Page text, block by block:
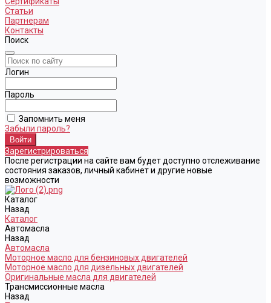
Статьи
Партнерам
Контакты
Поиск
Логин
Пароль
Запомнить меня
Забыли пароль?
Зарегистрироваться
После регистрации на сайте вам будет доступно отслеживание
состояния заказов, личный кабинет и другие новые
возможности
Каталог
Назад
Каталог
Автомасла
Назад
Автомасла
Моторное масло для бензиновых двигателей
Моторное масло для дизельных двигателей
Оригинальные масла для двигателей
Трансмиссионные масла
Назад